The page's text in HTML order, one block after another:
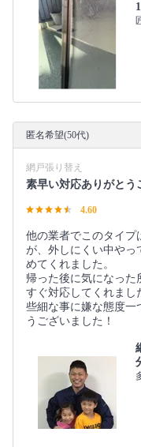
匿名希望(50代)
網戸張り替え
素早い対応ありがとう
4.60
他の業者でこのタイプ
が、外しにくい中やっ
めてくれました。
帰った後に気になった
すぐ対応してくれまし
些細な事に嫌な態度一
うございました！